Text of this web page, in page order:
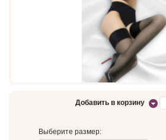
Добавить в корзину
Выберите размер: